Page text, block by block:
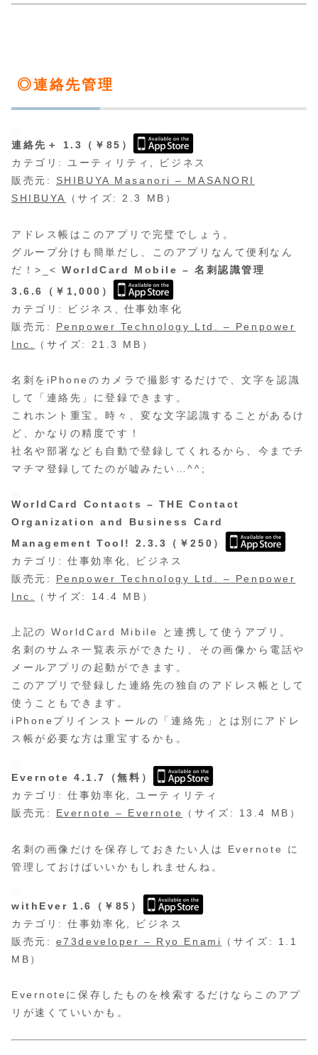
◎連絡先管理
連絡先＋ 1.3（￥85）
カテゴリ: ユーティリティ, ビジネス
販売元: SHIBUYA Masanori – MASANORI
SHIBUYA
（サイズ: 2.3 MB）
アドレス帳はこのアプリで完璧でしょう。
グループ分けも簡単だし、このアプリなんて便利なん
だ！>_<WorldCard Mobile – 名刺認識管理
3.6.6（￥1,000）
カテゴリ: ビジネス, 仕事効率化
販売元: Penpower Technology Ltd. – Penpower
Inc.
（サイズ: 21.3 MB）
名刺をiPhoneのカメラで撮影するだけで、文字を認識
して「連絡先」に登録できます。
これホント重宝。時々、変な文字認識することがあるけ
ど、かなりの精度です！
社名や部署なども自動で登録してくれるから、今までチ
マチマ登録してたのが嘘みたい…^^;
WorldCard Contacts – THE Contact
Organization and Business Card
Management Tool! 2.3.3（￥250）
カテゴリ: 仕事効率化, ビジネス
販売元: Penpower Technology Ltd. – Penpower
Inc.
（サイズ: 14.4 MB）
上記の WorldCard Mibile と連携して使うアプリ。
名刺のサムネ一覧表示ができたり、その画像から電話や
メールアプリの起動ができます。
このアプリで登録した連絡先の独自のアドレス帳として
使うこともできます。
iPhoneプリインストールの「連絡先」とは別にアドレ
ス帳が必要な方は重宝するかも。
Evernote 4.1.7（無料）
カテゴリ: 仕事効率化, ユーティリティ
販売元: Evernote – Evernote （サイズ: 13.4 MB）
名刺の画像だけを保存しておきたい人は Evernote に
管理しておけばいいかもしれませんね。
withEver 1.6（￥85）
カテゴリ: 仕事効率化, ビジネス
販売元: e73developer – Ryo Enami
（サイズ: 1.1
MB）
Evernoteに保存したものを検索するだけならこのアプ
リが速くていいかも。